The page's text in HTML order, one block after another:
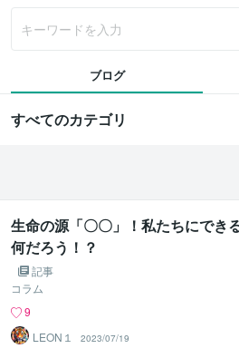
ブログ
すべてのカテゴリ
生命の源「〇〇」！私たちにでき
何だろう！？
記事
コラム
9
LEON１
2023/07/19